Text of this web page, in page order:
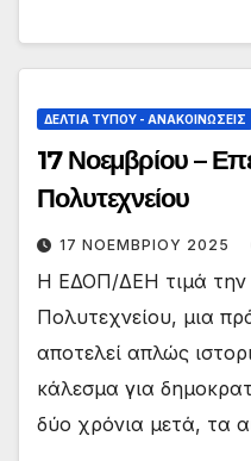
ΔΕΛΤΊΑ ΤΎΠΟΥ - ΑΝΑΚΟΙΝΏΣΕΙΣ
17 Νοεμβρίου –
Πολυτεχνείου
17 ΝΟΕΜΒΡΊΟΥ 2025
Η ΕΔΟΠ/ΔΕΗ τιμά την
Πολυτεχνείου, μια
αποτελεί απλώς
κάλεσμα για
δύο χρόνια μετά, τα